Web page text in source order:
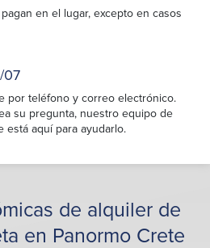
en el lugar, excepto en casos
07
por teléfono y correo electrónico.
su pregunta, nuestro equipo de
está aquí para ayudarlo.
de alquiler de
en Panormo Crete